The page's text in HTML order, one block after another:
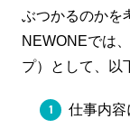
ぶつかるのかを
NEWONEでは
プ）として、以
仕事内容